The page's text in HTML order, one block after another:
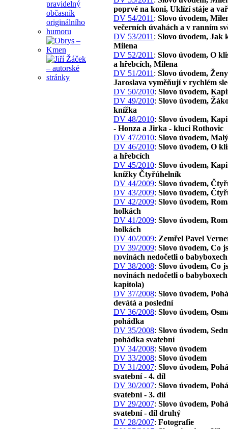
poprvé na koni, Uklízí stáje a
DV 54/2011 : Slovo úvodem,
večerních úvahách a v ranním
DV 53/2011 : Slovo úvodem, Jak
Milena
DV 52/2011 : Slovo úvodem, O
a hřebcích, Milena
DV 51/2011 : Slovo úvodem,
Jaroslava vyměňují v rychlém
DV 50/2010: Slovo úvodem,
DV 49/2010: Slovo úvodem,
knížka
DV 48/2010: Slovo úvodem,
- Honza a Jirka - kluci Rothovic
DV 47/2010: Slovo úvodem,
DV 46/2010: Slovo úvodem, O
a hřebcích
DV 45/2010: Slovo úvodem,
knížky Čtyřúhelník
DV 44/2009: Slovo úvodem,
DV 43/2009: Slovo úvodem,
DV 42/2009: Slovo úvodem,
holkách
DV 41/2009: Slovo úvodem,
holkách
DV 40/2009: Zemřel Pavel
DV 39/2009: Slovo úvodem, Co
novinách nedočetli o babyboxech
DV 38/2008: Slovo úvodem, Co
novinách nedočetli o
kapitola)
DV 37/2008: Slovo úvodem,
devátá a poslední
DV 36/2008: Slovo úvodem,
pohádka
DV 35/2008: Slovo úvodem,
pohádka svatební
DV 34/2008: Slovo úvodem
DV 33/2008: Slovo úvodem
DV 31/2007: Slovo úvodem,
svatební - 4. díl
DV 30/2007: Slovo úvodem,
svatební - 3. díl
DV 29/2007: Slovo úvodem,
svatební - díl druhý
DV 28/2007: Fotografie